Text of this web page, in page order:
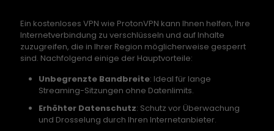
Ein kostenloses VPN wie ProtonVPN kann Ihnen helfen, Ihre
Internetverbindung zu verschlüsseln und auf Inhalte
zuzugreifen, die in Ihrer Region möglicherweise gesperrt
sind. Nachfolgend einige der Hauptvorteile:
Unbegrenzte Bandbreite: Ideal für lange
Streaming-Sitzungen ohne Datenlimits.
Erhöhter Datenschutz: Schutz vor Überwachung
und Drosselung durch Ihren Internetanbieter.